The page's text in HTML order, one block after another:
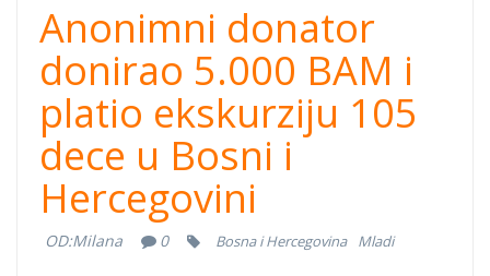
Anonimni donator
donirao 5.000 BAM i
platio ekskurziju 105
dece u Bosni i
Hercegovini
OD:Milana 0 Bosna i Hercegovina Mladi